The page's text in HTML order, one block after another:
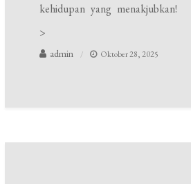
kehidupan yang menakjubkan!
>
admin Oktober 28, 2025